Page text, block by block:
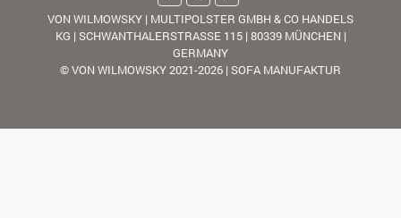
VON WILMOWSKY | MULTIPOLSTER GMBH & CO HANDELS
KG | SCHWANTHALERSTRASSE 115 | 80339 MÜNCHEN |
GERMANY
© VON WILMOWSKY 2021-2026 | SOFA MANUFAKTUR